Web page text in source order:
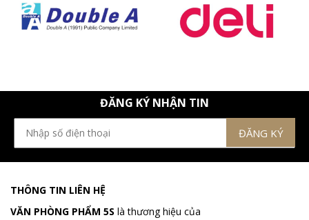
ĐĂNG KÝ NHẬN TIN
THÔNG TIN LIÊN HỆ
VĂN PHÒNG PHẨM 5S là thương hiệu của